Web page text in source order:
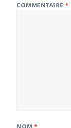
COMMENTAIRE*
NOM*